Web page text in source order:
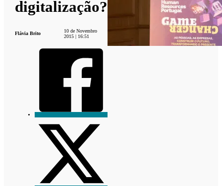
digitalização?
Flávia Brito
10 de Novembro
2015 | 16:51